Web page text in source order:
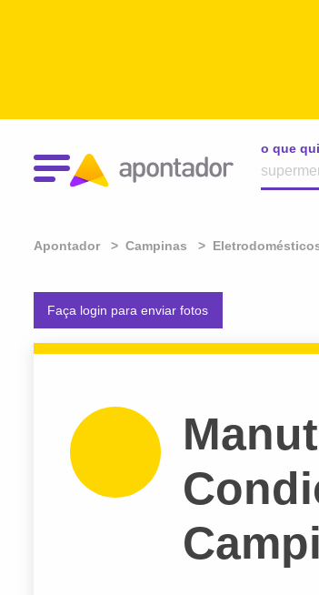
o que
Apontador Campinas
Faça login para enviar fotos